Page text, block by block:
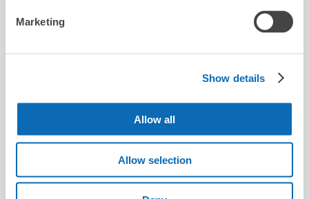
Marketing
Show details
Allow all
Allow selection
从南行徳站步行5分钟。
している場所がないのでありがたいです。